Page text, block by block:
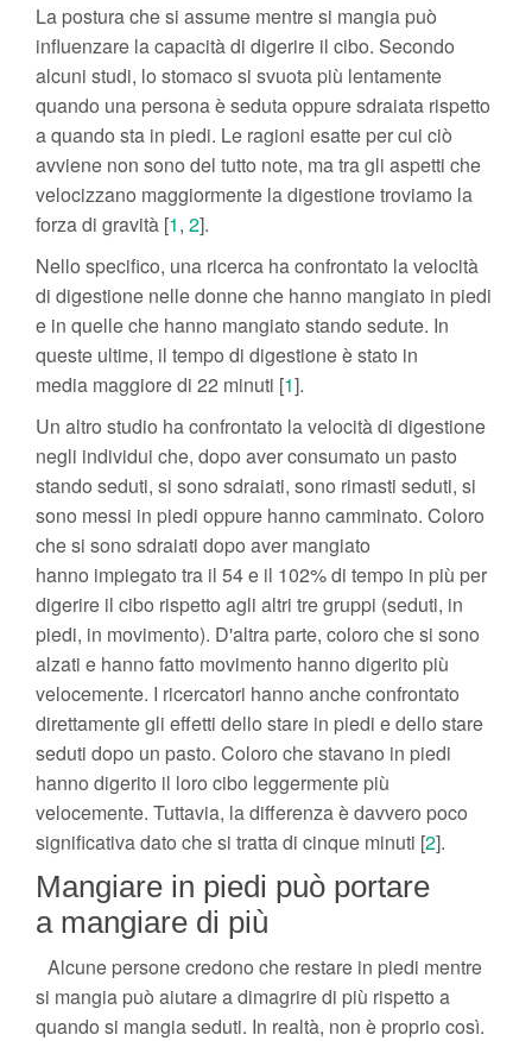
La postura che si assume mentre si mangia può
influenzare la capacità di digerire il cibo. Secondo
alcuni studi, lo stomaco si svuota più lentamente
quando una persona è seduta oppure sdraiata rispetto
a quando sta in piedi. Le ragioni esatte per cui ciò
avviene non sono del tutto note, ma tra gli aspetti che
velocizzano maggiormente la digestione troviamo la
forza di gravità [1, 2].
Nello specifico, una ricerca ha confrontato la velocità
di digestione nelle donne che hanno mangiato in piedi
e in quelle che hanno mangiato stando sedute. In
queste ultime, il tempo di digestione è stato in
media maggiore di 22 minuti [1].
Un altro studio ha confrontato la velocità di digestione
negli individui che, dopo aver consumato un pasto
stando seduti, si sono sdraiati, sono rimasti seduti, si
sono messi in piedi oppure hanno camminato. Coloro
che si sono sdraiati dopo aver mangiato
hanno impiegato tra il 54 e il 102% di tempo in più per
digerire il cibo rispetto agli altri tre gruppi (seduti, in
piedi, in movimento). D'altra parte, coloro che si sono
alzati e hanno fatto movimento hanno digerito più
velocemente. I ricercatori hanno anche confrontato
direttamente gli effetti dello stare in piedi e dello stare
seduti dopo un pasto. Coloro che stavano in piedi
hanno digerito il loro cibo leggermente più
velocemente. Tuttavia, la differenza è davvero poco
significativa dato che si tratta di cinque minuti [2].
Mangiare in piedi può portare
a mangiare di più
Alcune persone credono che restare in piedi mentre
si mangia può aiutare a dimagrire di più rispetto a
quando si mangia seduti. In realtà, non è proprio così.